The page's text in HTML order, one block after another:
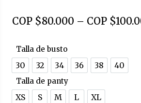
COP $80.000 – COP $
Talla de busto
30 32 34 36 38 40
Talla de panty
XS S M L XL